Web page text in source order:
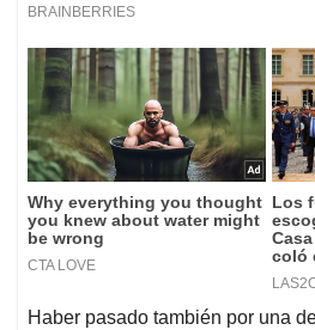
Haber pasado también por una